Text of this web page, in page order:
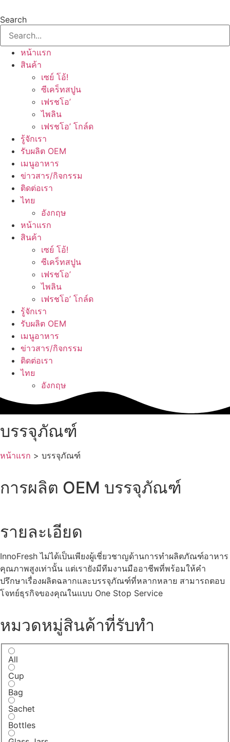
to
content
Search
หน้าแรก
สินค้า
เซย์ โอ้!
ซีเคร็ทสปูน
เฟรชโอ’
ไพลิน
เฟรชโอ’ โกล์ด
รู้จักเรา
รับผลิต OEM
เมนูอาหาร
ข่าวสาร/กิจกรรม
ติดต่อเรา
ไทย
อังกฤษ
หน้าแรก
สินค้า
เซย์ โอ้!
ซีเคร็ทสปูน
เฟรชโอ’
ไพลิน
เฟรชโอ’ โกล์ด
รู้จักเรา
รับผลิต OEM
เมนูอาหาร
ข่าวสาร/กิจกรรม
ติดต่อเรา
ไทย
อังกฤษ
บรรจุภัณฑ์
หน้าแรก > บรรจุภัณฑ์
การผลิต OEM บรรจุภัณฑ์
รายละเอียด
InnoFresh ไม่ได้เป็นเพียงผู้เชี่ยวชาญด้านการทำผลิตภัณฑ์อาหาร
คุณภาพสูงเท่านั้น แต่เรายังมีทีมงานมืออาชีพที่พร้อมให้คำ
ปรึกษาเรื่องผลิตฉลากและบรรจุภัณฑ์ที่หลากหลาย สามารถตอบ
โจทย์ธุรกิจของคุณในแบบ One Stop Service
หมวดหมู่สินค้าที่รับทำ
All
Cup
Bag
Sachet
Bottles